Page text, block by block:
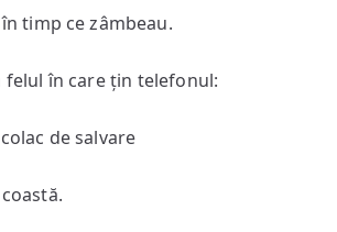
timp ce zâmbeau.
felul în care țin telefonul:
de salvare